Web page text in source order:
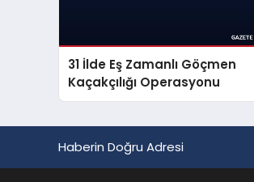
31 İlde Eş Zamanlı Göçmen
Kaçakçılığı Operasyonu
Haberin Doğru Adresi